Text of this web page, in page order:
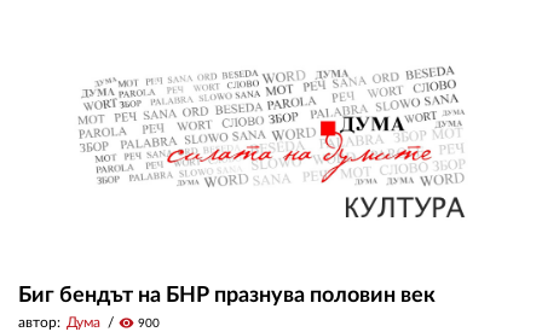
Биг бендът на БНР празнува половин век
автор: Дума visibility 900